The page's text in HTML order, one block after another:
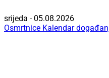
srijeda - 05.08.2026
Osmrtnice Kalendar